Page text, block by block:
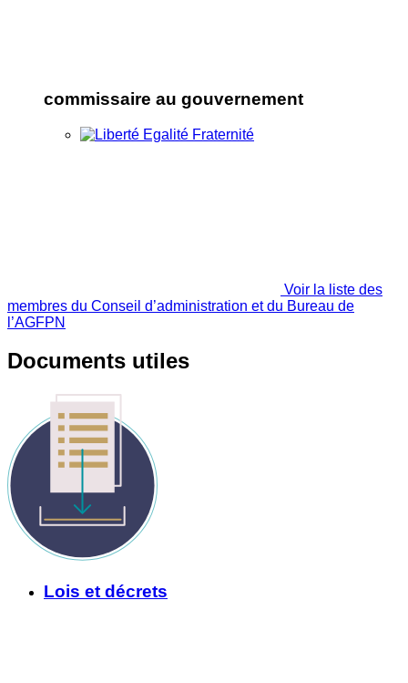
commissaire au gouvernement
Voir la liste des
membres du Conseil d’administration et du Bureau de
l’AGFPN
Documents utiles
Lois et décrets